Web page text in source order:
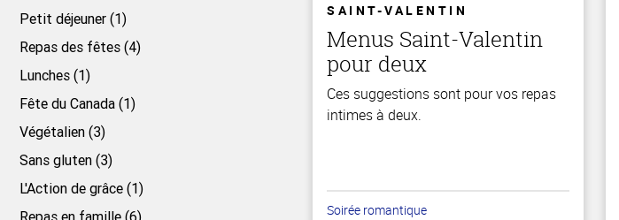
SAINT-VALENTIN
Menus Saint-Valentin
pour deux
Ces suggestions sont pour vos repas
intimes à deux.
Soirée romantique
Petit déjeuner (1)
Repas des fêtes (4)
Lunches (1)
Fête du Canada (1)
Végétalien (3)
Sans gluten (3)
L'Action de grâce (1)
Repas en famille (6)